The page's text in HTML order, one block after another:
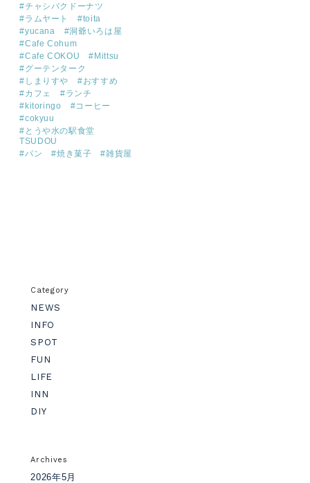
#チャシバクドーナツ
#ラムヤート #toita
#yucana #洞爺いろは屋
#Cafe Cohum
#Cafe COKOU # Mittsu
#グーテンターク
# しまりすや #おすすめ
#カフェ #ランチ
# kitoringo #コーヒー
#cokyuu
# とうや水の駅食堂
TSUDOU
#パン #焼き菓子 #雑貨屋
Category
NEWS
INFO
SPOT
FUN
LIFE
INN
DIY
Archives
2026年5月